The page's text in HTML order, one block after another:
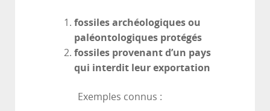
fossiles archéologiques ou
paléontologiques protégés
fossiles provenant d’un pays
qui interdit leur exportation
Exemples connus :